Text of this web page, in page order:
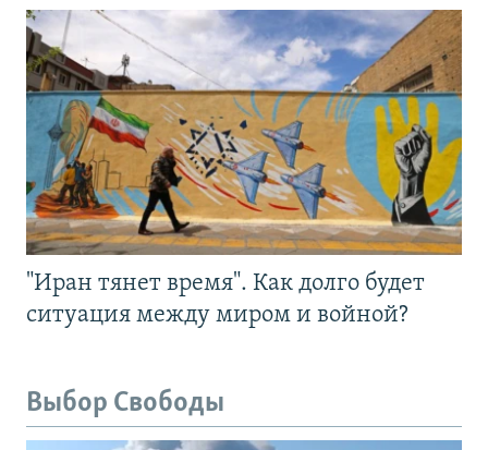
"Иран тянет время". Как долго будет
ситуация между миром и войной?
Выбор Свободы